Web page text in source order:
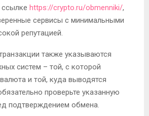
https://crypto.ru/obmenniki/,
сервисы с минимальными
репутацией.
также указываются
систем – той, с которой
и той, куда выводятся
проверьте указанную
подтверждением обмена.